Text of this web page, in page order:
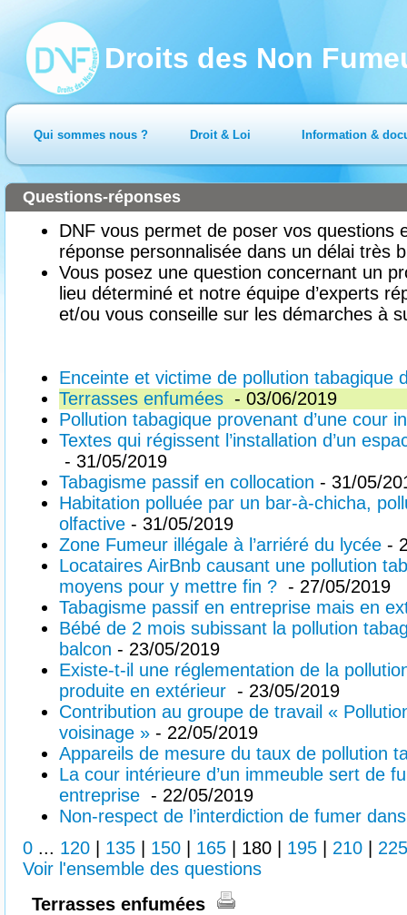
Droits des Non
Qui sommes nous ? Droit & Loi Information &
DNF vous permet de poser vos questions
réponse personnalisée dans un délai très
Vous posez une question concernant un
lieu déterminé et notre équipe d’experts
et/ou vous conseille sur les démarches à
Questions-réponses
Enceinte et victime de pollution tabagique
Terrasses enfumées - 03/06/2019
Pollution tabagique provenant d’une cour
Textes qui régissent l’installation d’un
- 31/05/2019
Tabagisme passif en collocation - 31/05/
Habitation polluée par un bar-à-chicha,
olfactive - 31/05/2019
Zone Fumeur illégale à l’arriéré du lycée -
Locataires AirBnb causant une pollution
moyens pour y mettre fin ? - 27/05/2019
Tabagisme passif en entreprise mais en
Bébé de 2 mois subissant la pollution
balcon - 23/05/2019
Existe-t-il une réglementation de la
produite en extérieur - 23/05/2019
Contribution au groupe de travail «
voisinage » - 22/05/2019
Appareils de mesure du taux de pollution
La cour intérieure d’un immeuble sert de
entreprise - 22/05/2019
Non-respect de l’interdiction de fumer
0 ... 120 135 150 165 180 195 210
225
Voir l'ensemble des questions
Terrasses enfumées